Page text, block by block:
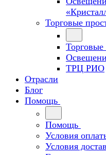
Торговые
Торговые
ТРЦ РИО
Отрасли
Блог
Помощь
Помощь
Условия
Условия